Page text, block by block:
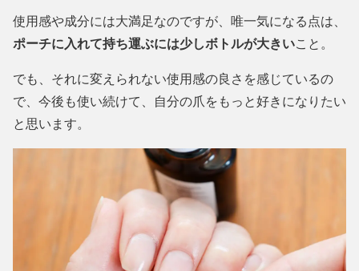
使用感や成分には大満足なのですが、唯一気になる点は、
ポーチに入れて持ち運ぶには少しボトルが大きいこと。
でも、それに変えられない使用感の良さを感じているの
で、今後も使い続けて、自分の爪をもっと好きになりたい
と思います。